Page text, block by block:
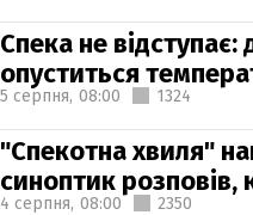
Спека не відступає:
опуститься
5 серпня, 08:00 1324
"Спекотна хвиля"
синоптик розповів,
4 серпня, 08:00 2350